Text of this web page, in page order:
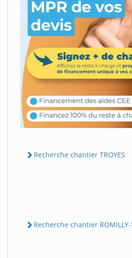
Recherche chantier TROYES
Recherche chantier ROMILLY-